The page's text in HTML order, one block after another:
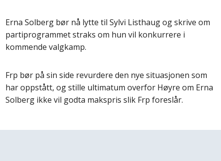
Erna Solberg bør nå lytte til Sylvi Listhaug og skrive om
partiprogrammet straks om hun vil konkurrere i
kommende valgkamp.
Frp bør på sin side revurdere den nye situasjonen som
har oppstått, og stille ultimatum overfor Høyre om Erna
Solberg ikke vil godta makspris slik Frp foreslår.